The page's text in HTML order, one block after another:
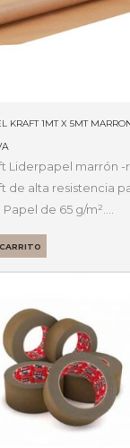
KRAFT 1MT X 5MT
Liderpapel marrón -
de alta resistencia
de 65 g/m².…